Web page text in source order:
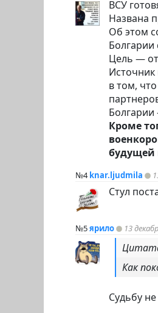
ВСУ
Названа
Об этом
Болгарии
Цель —
в том,
Кроме
будущей
№4knar.ljudmila
Стул
№5ярило 13
Как
Судьбу